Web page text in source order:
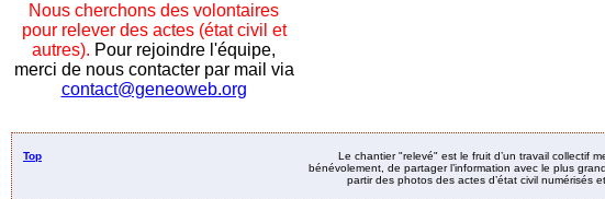
Nous cherchons des volontaires
pour relever des actes (état civil et
autres). Pour rejoindre l'équipe,
merci de nous contacter par mail via
contact@geneoweb.org
Top
Le chantier "relevé" est le fruit d’un travail collectif
bénévolement, de partager l’information avec le plus
partir des photos des actes d’état civil numérisés